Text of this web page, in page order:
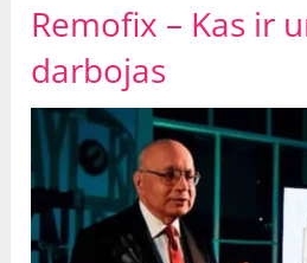
Remofix – Kas ir
darbojas